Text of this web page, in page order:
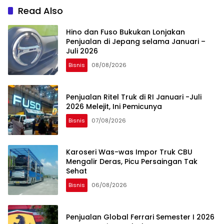
Read Also
Hino dan Fuso Bukukan Lonjakan
Penjualan di Jepang selama Januari –
Juli 2026
Bisnis 08/08/2026
Penjualan Ritel Truk di RI Januari -Juli
2026 Melejit, Ini Pemicunya
Bisnis 07/08/2026
Karoseri Was-was Impor Truk CBU
Mengalir Deras, Picu Persaingan Tak
Sehat
Bisnis 06/08/2026
Penjualan Global Ferrari Semester I 2026